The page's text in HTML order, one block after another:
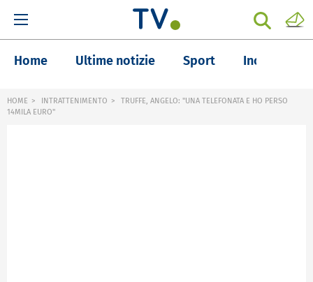
Home Ultime notizie Sport Inchieste
HOME INTRATTENIMENTO
TRUFFE, ANGELO: "UNA TELEFONATA E HO PERSO
14MILA EURO"